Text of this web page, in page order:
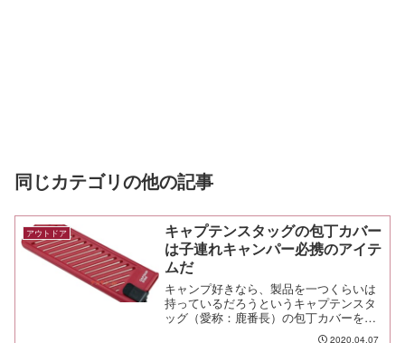
同じカテゴリの他の記事
アウトドア
キャプテンスタッグの包丁カバー
は子連れキャンパー必携のアイテ
ムだ
キャンプ好きなら、製品を一つくらいは
持っているだろうというキャプテンスタ
ッグ（愛称：鹿番長）の包丁カバーを買
ったら、これが中々に秀逸だったので紹
2020.04.07